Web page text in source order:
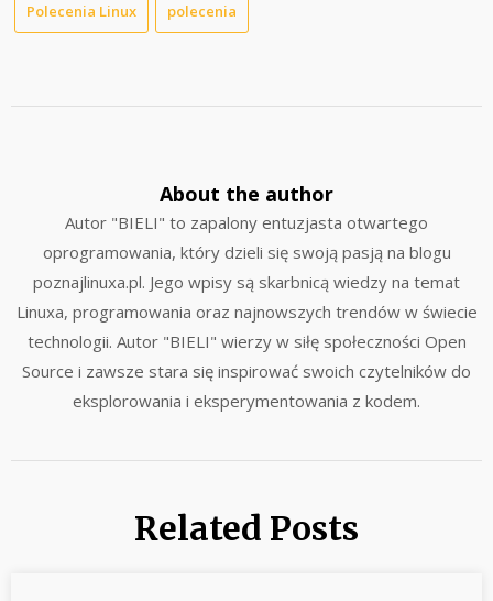
Polecenia Linux polecenia
About the author
Autor "BIELI" to zapalony entuzjasta otwartego
oprogramowania, który dzieli się swoją pasją na blogu
poznajlinuxa.pl. Jego wpisy są skarbnicą wiedzy na temat
Linuxa, programowania oraz najnowszych trendów w świecie
technologii. Autor "BIELI" wierzy w siłę społeczności Open
Source i zawsze stara się inspirować swoich czytelników do
eksplorowania i eksperymentowania z kodem.
Related Posts